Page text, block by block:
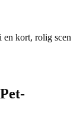
en kort, rolig scen